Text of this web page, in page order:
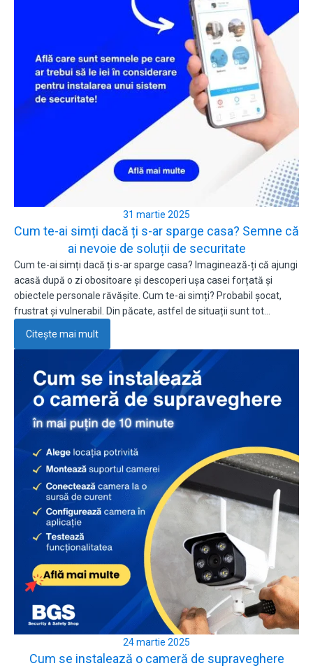
31 martie 2025
Cum te-ai simți dacă ți s-ar sparge casa? Semne că
ai nevoie de soluții de securitate
Cum te-ai simți dacă ți s-ar sparge casa? Imaginează-ți că ajungi
acasă după o zi obositoare și descoperi ușa casei forțată și
obiectele personale răvășite. Cum te-ai simți? Probabil șocat,
frustrat și vulnerabil. Din păcate, astfel de situații sunt tot…
Citește mai mult
24 martie 2025
Cum se instalează o cameră de supraveghere